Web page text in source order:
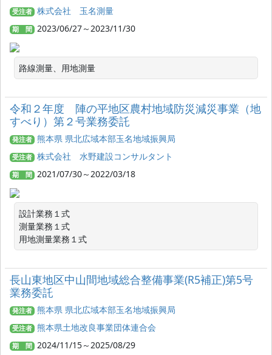
受注者 株式会社 玉名測量
期 間 2023/06/27～2023/11/30
路線測量、用地測量
令和２年度 陣の平地区農村地域防災減災事業（地
すべり）第２号業務委託
発注者 熊本県 県北広域本部玉名地域振興局
受注者 株式会社 水野建設コンサルタント
期 間 2021/07/30～2022/03/18
設計業務１式
測量業務１式
用地測量業務１式
長山東地区中山間地域総合整備事業(R5補正)第5号
業務委託
発注者 熊本県 県北広域本部玉名地域振興局
受注者 熊本県土地改良事業団体連合会
期 間 2024/11/15～2025/08/29